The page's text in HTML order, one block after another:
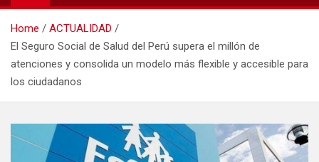
Home
ACTUALIDAD
El Seguro Social de Salud del Perú supera el millón de
atenciones y consolida un modelo más flexible y accesible para
los ciudadanos